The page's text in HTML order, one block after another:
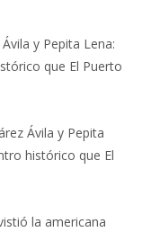
y Pepita Lena:
que El Puerto
Ávila y Pepita
histórico que El
la americana